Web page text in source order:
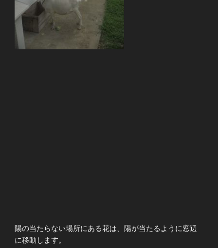
陽の当たらない場所にある花は、陽が当たるように窓辺
に移動します。